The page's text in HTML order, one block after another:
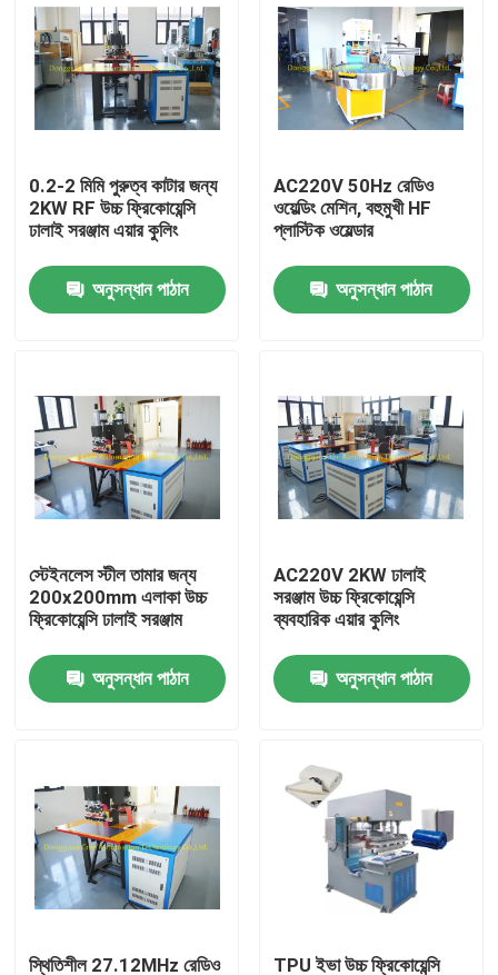
পণ্য
আমাদের সম্পর্কে
মান নিয়ন্ত্রণ
যোগাযোগ করুন
এইচএফ প্লাস্টিক ওয়েল্ডিং মেশিন
অতিস্বনক প্লাস্টিক ঢালাই মেশিন
পিভিসি প্লাস্টিক ওয়েল্ডিং মেশিন
0.2-2 মিমি পুরুত্ব কাটার জন্য
2KW RF উচ্চ ফ্রিকোয়েন্সি
ঢালাই সরঞ্জাম এয়ার কুলিং
অনুসন্ধান পাঠান
AC220V 50Hz রেডিও
ওয়েল্ডিং মেশিন, বহুমুখী HF
প্লাস্টিক ওয়েল্ডার
অনুসন্ধান পাঠান
স্টেইনলেস স্টীল তামার জন্য
200x200mm এলাকা উচ্চ
ফ্রিকোয়েন্সি ঢালাই সরঞ্জাম
অনুসন্ধান পাঠান
AC220V 2KW ঢালাই
সরঞ্জাম উচ্চ ফ্রিকোয়েন্সি
ব্যবহারিক এয়ার কুলিং
অনুসন্ধান পাঠান
স্থিতিশীল 27.12MHz রেডিও TPU ইভা উচ্চ ফ্রিকোয়েন্সি